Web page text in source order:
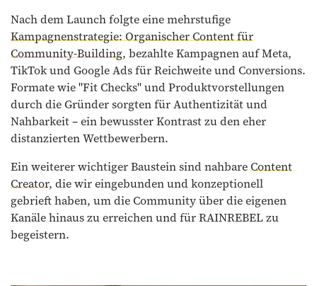
Nach dem Launch folgte eine mehrstufige
Kampagnenstrategie: Organischer Content für
Community-Building, bezahlte Kampagnen auf Meta,
TikTok und Google Ads für Reichweite und Conversions.
Formate wie "Fit Checks" und Produktvorstellungen
durch die Gründer sorgten für Authentizität und
Nahbarkeit – ein bewusster Kontrast zu den eher
distanzierten Wettbewerbern.
Ein weiterer wichtiger Baustein sind nahbareContent
Creator, die wir eingebunden und konzeptionell
gebrieft haben, um die Community über die eigenen
Kanäle hinaus zu erreichen und für RAINREBEL zu
begeistern.